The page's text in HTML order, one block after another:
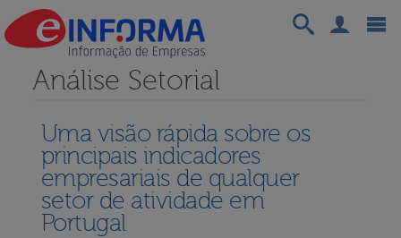
Análise Setorial
Uma visão rápida sobre os
principais indicadores
empresariais de qualquer
setor de atividade em
Portugal